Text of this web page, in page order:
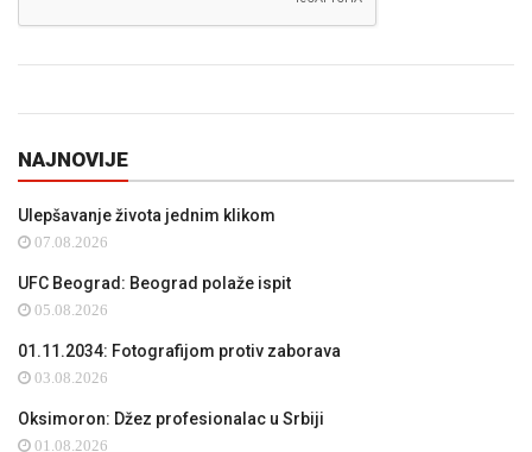
NAJNOVIJE
Ulepšavanje života jednim klikom
07.08.2026
UFC Beograd: Beograd polaže ispit
05.08.2026
01.11.2034: Fotografijom protiv zaborava
03.08.2026
Oksimoron: Džez profesionalac u Srbiji
01.08.2026